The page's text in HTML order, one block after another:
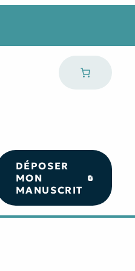
DÉPOSER
MON
MANUSCRIT